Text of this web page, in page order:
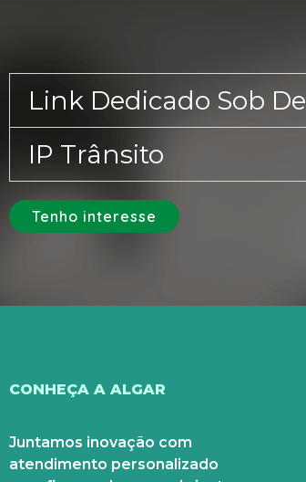
Link Dedicado Sob
IP Trânsito
Tenho interesse
CONHEÇA A ALGAR
Juntamos inovação com
atendimento personalizado